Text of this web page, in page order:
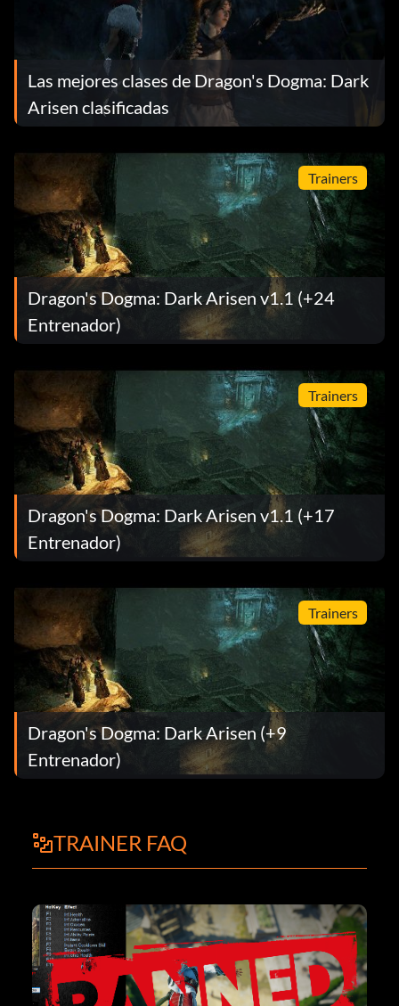
Las mejores clases de Dragon's Dogma: Dark
Arisen clasificadas
Trainers
Dragon's Dogma: Dark Arisen v1.1 (+24
Entrenador)
Trainers
Dragon's Dogma: Dark Arisen v1.1 (+17
Entrenador)
Trainers
Dragon's Dogma: Dark Arisen (+9
Entrenador)
TRAINER FAQ